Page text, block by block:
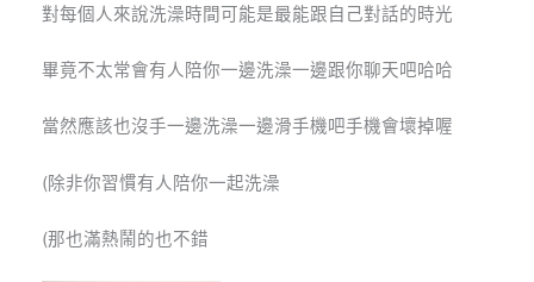
對每個人來說洗澡時間可能是最能跟自己對話的時光
畢竟不太常會有人陪你一邊洗澡一邊跟你聊天吧哈哈
當然應該也沒手一邊洗澡一邊滑手機吧手機會壞掉喔
(除非你習慣有人陪你一起洗澡
(那也滿熱鬧的也不錯